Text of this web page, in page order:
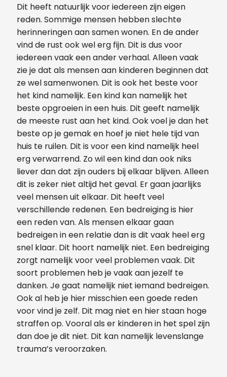
Dit heeft natuurlijk voor iedereen zijn eigen
reden. Sommige mensen hebben slechte
herinneringen aan samen wonen. En de ander
vind de rust ook wel erg fijn. Dit is dus voor
iedereen vaak een ander verhaal. Alleen vaak
zie je dat als mensen aan kinderen beginnen dat
ze wel samenwonen. Dit is ook het beste voor
het kind namelijk. Een kind kan namelijk het
beste opgroeien in een huis. Dit geeft namelijk
de meeste rust aan het kind. Ook voel je dan het
beste op je gemak en hoef je niet hele tijd van
huis te ruilen. Dit is voor een kind namelijk heel
erg verwarrend. Zo wil een kind dan ook niks
liever dan dat zijn ouders bij elkaar blijven. Alleen
dit is zeker niet altijd het geval. Er gaan jaarlijks
veel mensen uit elkaar. Dit heeft veel
verschillende redenen. Een bedreiging is hier
een reden van. Als mensen elkaar gaan
bedreigen in een relatie dan is dit vaak heel erg
snel klaar. Dit hoort namelijk niet. Een bedreiging
zorgt namelijk voor veel problemen vaak. Dit
soort problemen heb je vaak aan jezelf te
danken. Je gaat namelijk niet iemand bedreigen.
Ook al heb je hier misschien een goede reden
voor vind je zelf. Dit mag niet en hier staan hoge
straffen op. Vooral als er kinderen in het spel zijn
dan doe je dit niet. Dit kan namelijk levenslange
trauma’s veroorzaken.